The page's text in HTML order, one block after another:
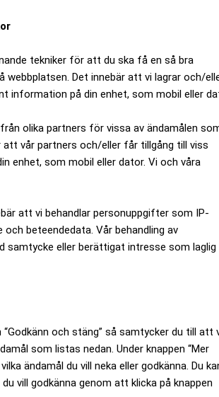
tekniker för att du ska få en så bra
webbplatsen. Det innebär att vi lagrar och/
information på din enhet, som mobil eller
olika partners för vissa av ändamålen
att vår partners och/eller får tillgång till viss
enhet, som mobil eller dator. Vi och våra
att vi behandlar personuppgifter som IP-
och beteendedata. Vår behandling av
samtycke eller berättigat intresse som laglig
“Godkänn och stäng” så samtycker du till att
som listas nedan. Under knappen “Mer
ändamål du vill neka eller godkänna. Du
vill godkänna genom att klicka på knappen
En frikänd fd vd och
är veckans mest lästa